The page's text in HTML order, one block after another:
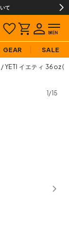
て
GEAR SALE
YETI イエティ
1/15